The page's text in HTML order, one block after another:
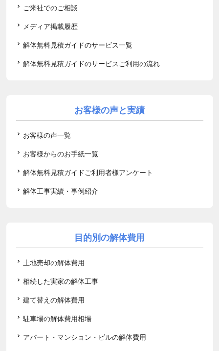
ご来社でのご相談
メディア掲載履歴
解体無料見積ガイドのサービス一覧
解体無料見積ガイドのサービスご利用の流れ
お客様の声と実績
お客様の声一覧
お客様からのお手紙一覧
解体無料見積ガイドご利用者様アンケート
解体工事実績・事例紹介
目的別の解体費用
土地売却の解体費用
相続した実家の解体工事
建て替えの解体費用
駐車場の解体費用相場
アパート・マンション・ビルの解体費用